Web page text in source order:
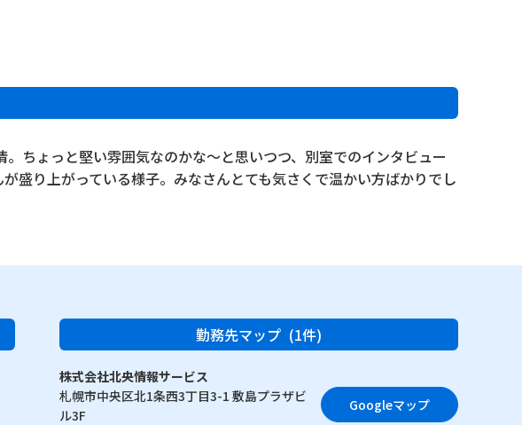
ちょっと堅い雰囲気なのかな〜と思いつつ、別室でのインタビュー
盛り上がっている様子。みなさんとても気さくで温かい方ばかりでし
勤務先マップ (1件)
株式会社北央情報サービス
札幌市中央区北1条西3丁目3-1 敷島プラザビ
ル3F
Googleマップ